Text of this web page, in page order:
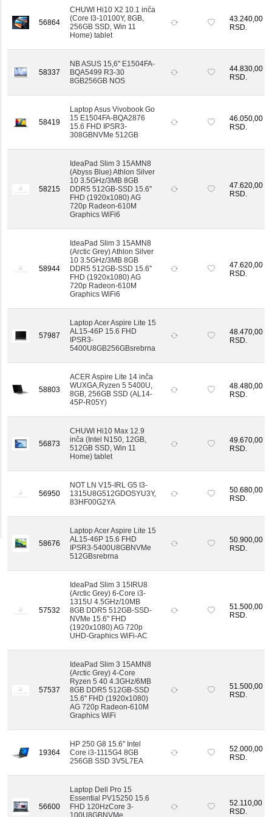
Visokokapacitetni NVMe SSD diskovi
obezbeđuju sigurnost vaših podataka.
56864
CHUWI Hi10 X2 10.1 inča
(Core I3-10100Y, 8GB,
256GB SSD, Win 11
Home) tablet
43.240,00
RSD.
58337
NB ASUS 15,6'' E1504FA-
BQA5499 R3-30
8GB256GB NOS
44.830,00
RSD.
58419
Laptop Asus Vivobook Go
15 E1504FA-BQA2876
15.6 FHD IPSR3-
308GBNVMe 512GB
46.050,00
RSD.
58215
IdeaPad Slim 3 15AMN8
(Abyss Blue) Athlon Silver
10 3.5GHz/3MB 8GB
DDR5 512GB-SSD 15.6''
FHD (1920x1080) AG
720p Radeon-610M
Graphics WiFi6
47.620,00
RSD.
58944
IdeaPad Slim 3 15AMN8
(Arctic Grey) Athlon Silver
10 3.5GHz/3MB 8GB
DDR5 512GB-SSD 15.6''
FHD (1920x1080) AG
720p Radeon-610M
Graphics WiFi6
47.620,00
RSD.
57987
Laptop Acer Aspire Lite 15
AL15-46P 15.6 FHD
IPSR3-
5400U8GB256GBsrebrna
48.470,00
RSD.
58803
ACER Aspire Lite 14 inča
WUXGA,Ryzen 5 5400U,
8GB, 256GB SSD (AL14-
45P-R05Y)
48.480,00
RSD.
56873
CHUWI Hi10 Max 12.9
inča (Intel N150, 12GB,
512GB SSD, Win 11
Home) tablet
49.670,00
RSD.
56950
NOT LN V15-IRL G5 I3-
1315U8G512GDOSYU3Y,
83HF00G2YA
50.680,00
RSD.
58676
Laptop Acer Aspire Lite 15
AL15-46P 15.6 FHD
IPSR3-5400U8GBNVMe
512GBsrebrna
50.900,00
RSD.
57532
IdeaPad Slim 3 15IRU8
(Arctic Grey) 6-Core i3-
1315U 4.5GHz/10MB
8GB DDR5 512GB-SSD-
NVMe 15.6'' FHD
(1920x1080) AG 720p
UHD-Graphics WiFi-AC
51.500,00
RSD.
57537
IdeaPad Slim 3 15AMN8
(Arctic Grey) 4-Core
Ryzen 5 40 4.3GHz/6MB
8GB DDR5 512GB-SSD
15.6'' FHD (1920x1080)
AG 720p Radeon-610M
Graphics WiFi
51.500,00
RSD.
19364
HP 250 G8 15.6'' Intel
Core i3-1115G4 8GB
256GB SSD 3V5L7EA
52.000,00
RSD.
56600
Laptop Dell Pro 15
Essential PV15250 15.6
FHD 120HzCore 3-
100U8GBNVMe
52.110,00
RSD.